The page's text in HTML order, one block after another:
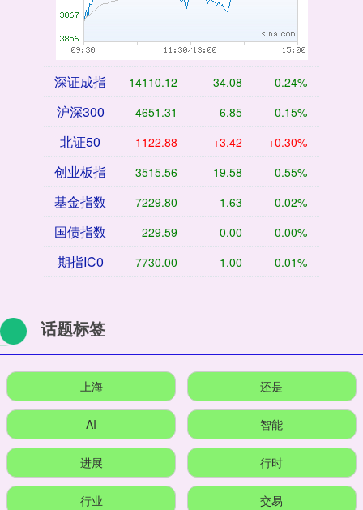
深证成指 14110.12 -34.08 -0.24%
沪深300 4651.31 -6.85 -0.15%
北证50 1122.88 +3.42 +0.30%
创业板指 3515.56 -19.58 -0.55%
基金指数 7229.80 -1.63 -0.02%
国债指数 229.59 -0.00 0.00%
期指IC0 7730.00 -1.00 -0.01%
话题标签
上海 还是
AI 智能
进展 行时
行业 交易